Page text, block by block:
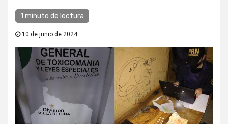
1 minuto de lectura
10 de junio de 2024